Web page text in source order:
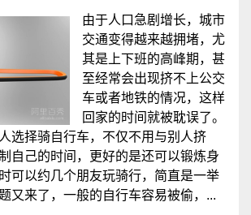
由于人口急剧增长，城市
交通变得越来越拥堵，尤
其是上下班的高峰期，甚
至经常会出现挤不上公交
车或者地铁的情况，这样
回家的时间就被耽误了。
选择骑自行车，不仅不用与别人挤
自己的时间，更好的是还可以锻炼身
可以约几个朋友玩骑行，简直是一举
又来了，一般的自行车容易被偷，...